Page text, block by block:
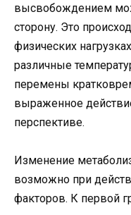
высвобождением
сторону. Это
физических
различные
перемены
выраженное
перспективе.
Изменение
возможно при
факторов. К первой